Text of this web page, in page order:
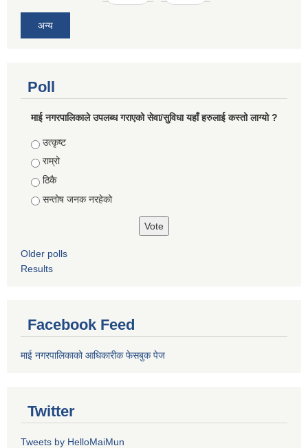
अन्य
Poll
माई नगरपालिकाले उपलब्ध गराएको सेवा/सुविधा यहाँ हरुलाई कस्तो लाग्यो ?
Choices
उत्कृष्ट
राम्रो
ठिकै
सन्तोष जनक नरहेको
Older polls
Results
Facebook Feed
माई नगरपालिकाको आधिकारीक फेसबुक पेज
Twitter
Tweets by HelloMaiMun